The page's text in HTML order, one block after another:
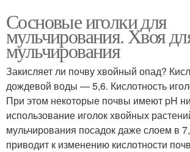
Сосновые иголки для
мульчирования. Хвоя
мульчирования
Закисляет ли почву хвойный опад?
дождевой воды — 5,6. Кислотность
При этом некоторые почвы имеют pH
использование иголок хвойных
мульчирования посадок даже слоем в
приводит к изменению кислотности